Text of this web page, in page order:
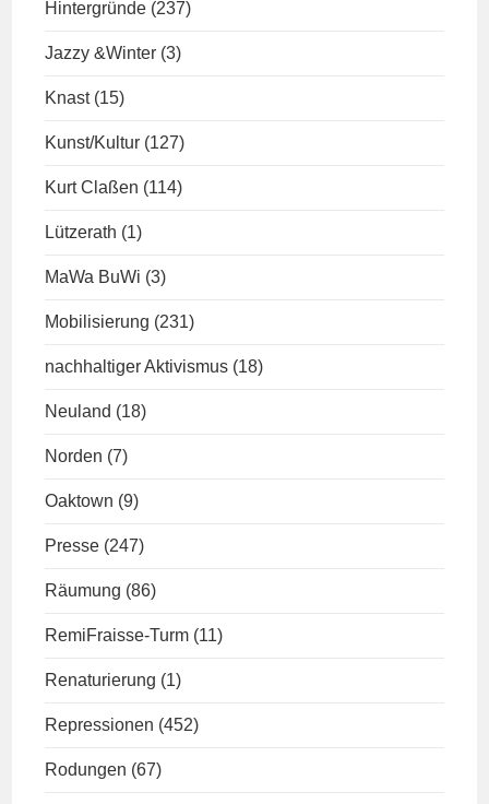
Hintergründe (237)
Jazzy &Winter (3)
Knast (15)
Kunst/Kultur (127)
Kurt Claßen (114)
Lützerath (1)
MaWa BuWi (3)
Mobilisierung (231)
nachhaltiger Aktivismus (18)
Neuland (18)
Norden (7)
Oaktown (9)
Presse (247)
Räumung (86)
RemiFraisse-Turm (11)
Renaturierung (1)
Repressionen (452)
Rodungen (67)